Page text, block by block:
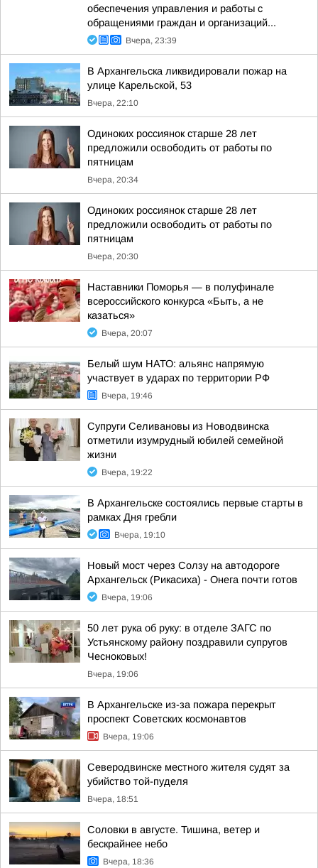
обеспечения управления и работы с
обращениями граждан и организаций...
Вчера, 23:39
В Архангельска ликвидировали пожар на
улице Карельской, 53
Вчера, 22:10
Одиноких россиянок старше 28 лет
предложили освободить от работы по
пятницам
Вчера, 20:34
Одиноких россиянок старше 28 лет
предложили освободить от работы по
пятницам
Вчера, 20:30
Наставники Поморья — в полуфинале
всероссийского конкурса «Быть, а не
казаться»
Вчера, 20:07
Белый шум НАТО: альянс напрямую
участвует в ударах по территории РФ
Вчера, 19:46
Супруги Селивановы из Новодвинска
отметили изумрудный юбилей семейной
жизни
Вчера, 19:22
В Архангельске состоялись первые старты в
рамках Дня гребли
Вчера, 19:10
Новый мост через Солзу на автодороге
Архангельск (Рикасиха) - Онега почти готов
Вчера, 19:06
50 лет рука об руку: в отделе ЗАГС по
Устьянскому району поздравили супругов
Чесноковых!
Вчера, 19:06
В Архангельске из-за пожара перекрыт
проспект Советских космонавтов
Вчера, 19:06
Северодвинске местного жителя судят за
убийство той-пуделя
Вчера, 18:51
Соловки в августе. Тишина, ветер и
бескрайнее небо
Вчера, 18:36